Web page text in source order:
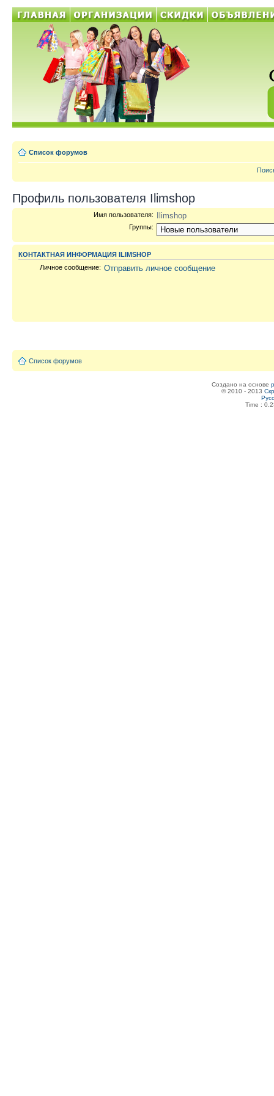
Список форумов
Профиль пользователя Ilimshop
Имя пользователя: Ilimshop
Группы:
КОНТАКТНАЯ ИНФОРМАЦИЯ ILIMSHOP
Личное сообщение: Отправить личное сообщение
Список форумов
Создано на основе
© 2010 - 2013
Time :